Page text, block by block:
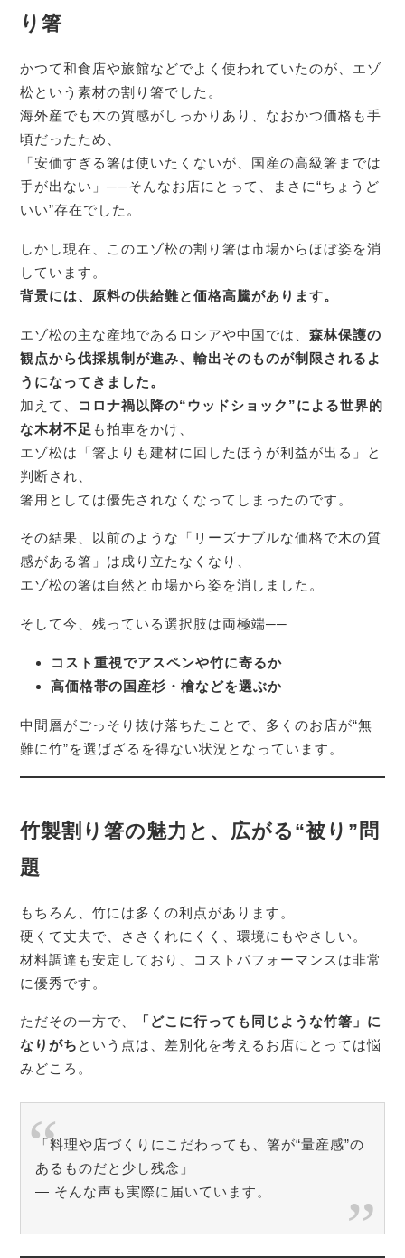
り箸
かつて和食店や旅館などでよく使われていたのが、エゾ
松という素材の割り箸でした。
海外産でも木の質感がしっかりあり、なおかつ価格も手
頃だったため、
「安価すぎる箸は使いたくないが、国産の高級箸までは
手が出ない」──そんなお店にとって、まさに“ちょうど
いい”存在でした。
しかし現在、このエゾ松の割り箸は市場からほぼ姿を消
しています。
背景には、原料の供給難と価格高騰があります。
エゾ松の主な産地であるロシアや中国では、森林保護の
観点から伐採規制が進み、輸出そのものが制限されるよ
うになってきました。
加えて、 コロナ禍以降の“ウッドショック”による世界的
な木材不足 も拍車をかけ、
エゾ松は「箸よりも建材に回したほうが利益が出る」と
判断され、
箸用としては優先されなくなってしまったのです。
その結果、以前のような「リーズナブルな価格で木の質
感がある箸」は成り立たなくなり、
エゾ松の箸は自然と市場から姿を消しました。
そして今、残っている選択肢は両極端──
コスト重視でアスペンや竹に寄るか
高価格帯の国産杉・檜などを選ぶか
中間層がごっそり抜け落ちたことで、多くのお店が“無
難に竹”を選ばざるを得ない状況となっています。
竹製割り箸の魅力と、広がる“被り”問
題
もちろん、竹には多くの利点があります。
硬くて丈夫で、ささくれにくく、環境にもやさしい。
材料調達も安定しており、コストパフォーマンスは非常
に優秀です。
ただその一方で、
「どこに行っても同じような竹箸」に
なりがち という点は、差別化を考えるお店にとっては悩
みどころ。
「料理や店づくりにこだわっても、箸が“量産感”の
あるものだと少し残念」
― そんな声も実際に届いています。